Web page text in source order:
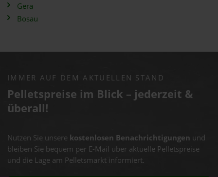
Gera
Bosau
IMMER AUF DEM AKTUELLEN STAND
Pelletspreise im Blick – jederzeit &
überall!
Nutzen Sie unsere kostenlosen Benachrichtigungen und
bleiben Sie bequem per E-Mail über aktuelle Pelletspreise
und die Lage am Pelletsmarkt informiert.